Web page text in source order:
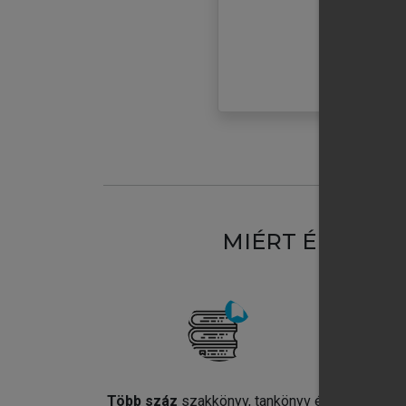
MIÉRT
Több száz szakkönyv, tankönyv és